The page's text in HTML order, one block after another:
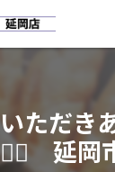
ただき
延岡